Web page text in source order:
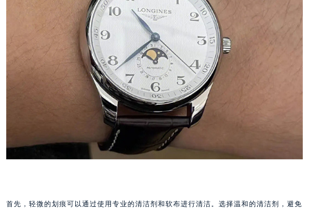
首先，轻微的划痕可以通过使用专业的清洁剂和软布进行清洁。选择温和的清洁剂，避免